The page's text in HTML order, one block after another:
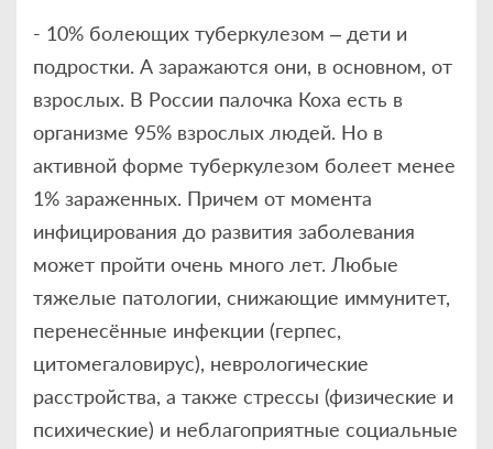
- 10% болеющих туберкулезом – дети и
подростки. А заражаются они, в основном, от
взрослых. В России палочка Коха есть в
организме 95% взрослых людей. Но в
активной форме туберкулезом болеет менее
1% зараженных. Причем от момента
инфицирования до развития заболевания
может пройти очень много лет. Любые
тяжелые патологии, снижающие иммунитет,
перенесённые инфекции (герпес,
цитомегаловирус), неврологические
расстройства, а также стрессы (физические и
психические) и неблагоприятные социальные